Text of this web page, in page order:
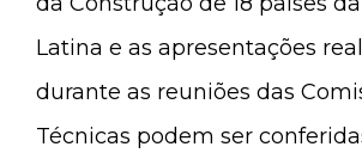
Latina e as apresentações
durante as reuniões das
Técnicas podem ser